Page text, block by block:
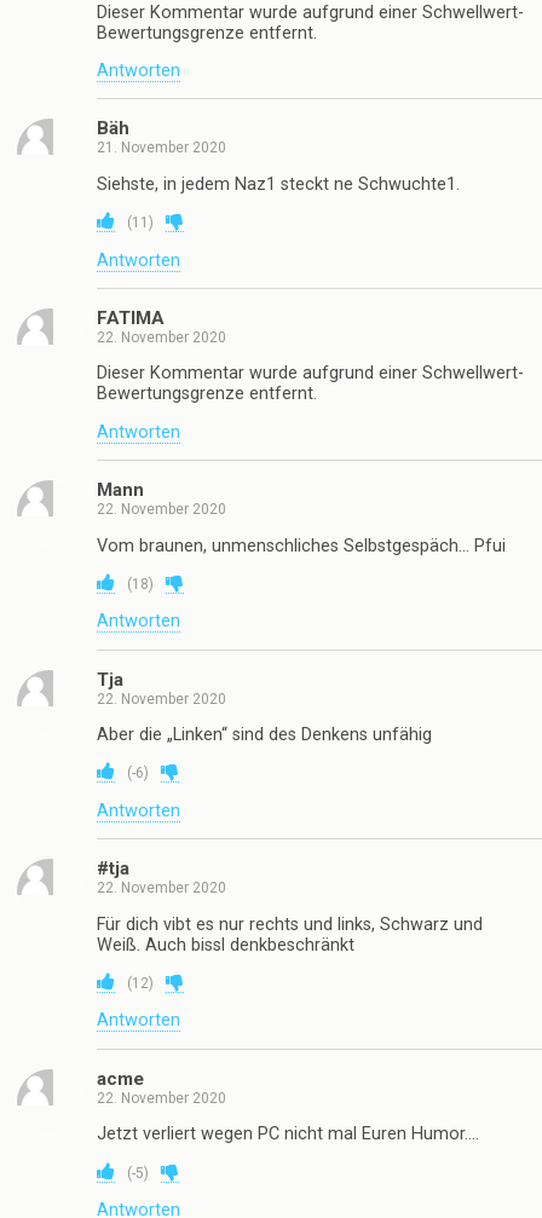
Dieser Kommentar wurde aufgrund einer Schwellwert-
Bewertungsgrenze entfernt.
Antworten
Bäh
21. November 2020
Siehste, in jedem Naz1 steckt ne Schwuchte1.
(11 )
Antworten
FATlMA
22. November 2020
Dieser Kommentar wurde aufgrund einer Schwellwert-
Bewertungsgrenze entfernt.
Antworten
Mann
22. November 2020
Vom braunen, unmenschliches Selbstgespäch… Pfui
(18)
Antworten
Tja
22. November 2020
Aber die „Linken“ sind des Denkens unfähig
(-6)
Antworten
#tja
22. November 2020
Für dich vibt es nur rechts und links, Schwarz und
Weiß. Auch bissl denkbeschränkt
(12)
Antworten
acme
22. November 2020
Jetzt verliert wegen PC nicht mal Euren Humor….
(-5)
Antworten